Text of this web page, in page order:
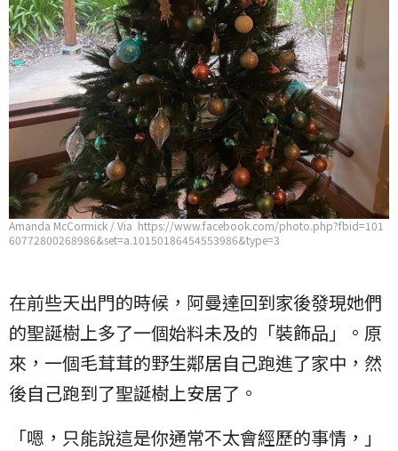
Amanda McCormick / Via https://www.facebook.com/photo.php?fbid=101
60772800268986&set=a.10150186454553986&type=3
在前些天出門的時候，阿曼達回到家後發現她們
的聖誕樹上多了一個始料未及的「裝飾品」。原
來，一個毛茸茸的野生鄰居自己跑進了家中，然
後自己跑到了聖誕樹上安居了。
「嗯，只能說這是你通常不太會經歷的事情，」